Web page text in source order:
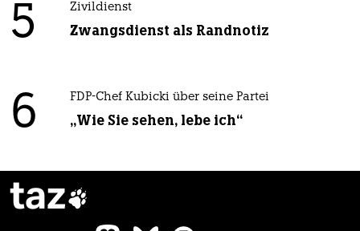
5 Zivildienst
Zwangsdienst als Randnotiz
6 FDP-Chef Kubicki über seine Partei
„Wie Sie sehen, lebe ich“
taz